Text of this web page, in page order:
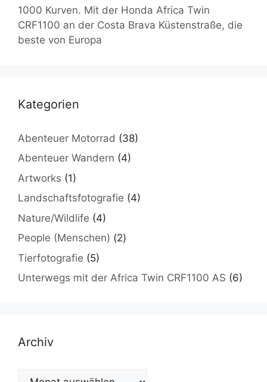
1000 Kurven. Mit der Honda Africa Twin
CRF1100 an der Costa Brava Küstenstraße, die
beste von Europa
Kategorien
Abenteuer Motorrad (38)
Abenteuer Wandern (4)
Artworks (1)
Landschaftsfotografie (4)
Nature/Wildlife (4)
People (Menschen) (2)
Tierfotografie (5)
Unterwegs mit der Africa Twin CRF1100 AS (6)
Archiv
Archiv